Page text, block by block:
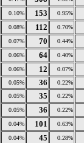
0.10% 153 0.95%
0.08% 112 0.70%
0.07% 70 0.44%
0.06% 64 0.40%
0.06% 12 0.07%
0.05% 36 0.22%
0.05% 35 0.22%
0.05% 36 0.22%
0.04% 101 0.63%
0.04% 45 0.28%